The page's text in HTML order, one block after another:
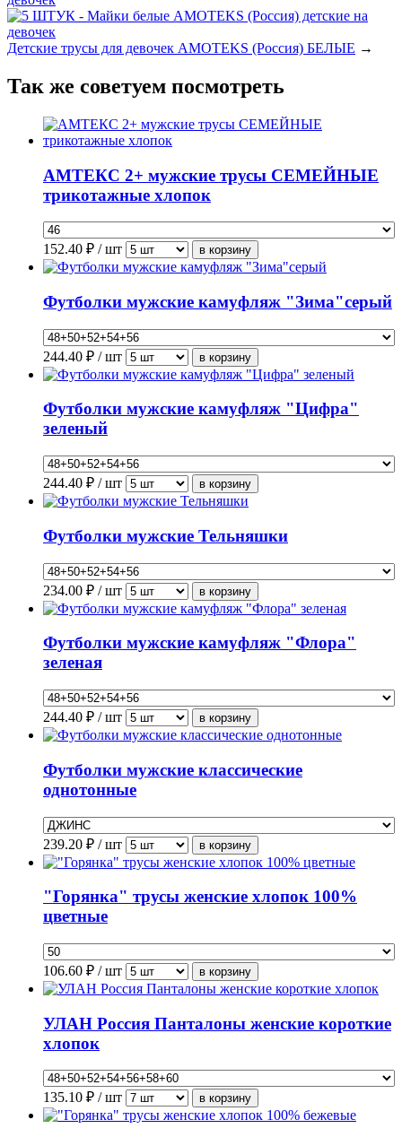
Детские трусы для девочек AMOTEKS (Россия) БЕЛЫЕ →
Так же советуем посмотреть
АМТЕКС 2+ мужские трусы СЕМЕЙНЫЕ
трикотажные хлопок
152.40 ₽ / шт
Футболки мужские камуфляж "Зима"серый
244.40 ₽ / шт
Футболки мужские камуфляж "Цифра"
зеленый
244.40 ₽ / шт
Футболки мужские Тельняшки
234.00 ₽ / шт
Футболки мужские камуфляж "Флора"
зеленая
244.40 ₽ / шт
Футболки мужские классические
однотонные
239.20 ₽ / шт
"Горянка" трусы женские хлопок 100%
цветные
106.60 ₽ / шт
УЛАН Россия Панталоны женские короткие
хлопок
135.10 ₽ / шт